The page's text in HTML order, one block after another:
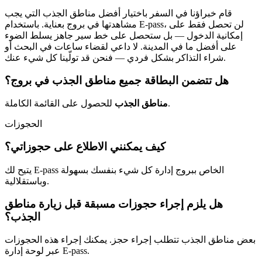
قام خبراؤنا في السفر باختيار أفضل مناطق الجذب التي يجب
مشاهدتها في بروج بعناية. باستخدام E-pass، لن تحصل فقط على
إمكانية الدخول — بل ستحصل على خط سير جاهز يسلط الضوء
على أفضل ما في المدينة. لا داعي لقضاء ساعات في البحث أو
شراء التذاكر بشكل فردي — فنحن قد تولّينا كل شيء عنك.
هل تتضمن البطاقة جميع مناطق الجذب في بروج؟
مناطق الجذبللحصول على القائمة الكاملة.
الحجوزات
كيف يمكنني الاطلاع على حجوزاتي؟
يتيح لك E-pass الخاص ببروج إدارة كل شيء بنفسك بسهولة
وباستقلالية.
هل يلزم إجراء حجوزات مسبقة قبل زيارة مناطق
الجذب؟
بعض مناطق الجذب تتطلب إجراء حجز. يمكنك إجراء هذه الحجوزات
عبر لوحة إدارة E-pass.